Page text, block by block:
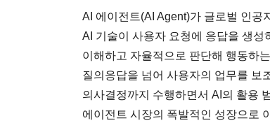
AI 에이전트(AI Agent)가 글로벌 인공
AI 기술이 사용자 요청에 응답을 생
이해하고 자율적으로 판단해 행동하
질의응답을 넘어 사용자의 업무를 보
의사결정까지 수행하면서 AI의 활용
에이전트 시장의 폭발적인 성장으로